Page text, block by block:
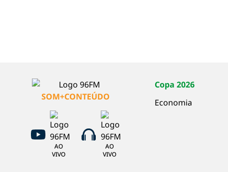
SOM+CONTEÚDO
AO
VIVO
AO
VIVO
Copa 2026
Economia